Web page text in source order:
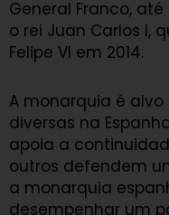
General Franco,
o rei Juan Carlos I,
Felipe VI em 2014.
A monarquia é alvo
diversas na
apoia a
outros defendem
a monarquia
desempenhar um